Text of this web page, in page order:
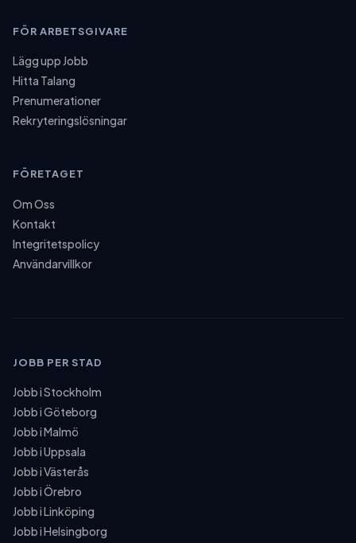
FÖR ARBETSGIVARE
Lägg upp Jobb
Hitta Talang
Prenumerationer
Rekryteringslösningar
FÖRETAGET
Om Oss
Kontakt
Integritetspolicy
Användarvillkor
JOBB PER STAD
Jobb iStockholm
Jobb iGöteborg
Jobb iMalmö
Jobb iUppsala
Jobb iVästerås
Jobb iÖrebro
Jobb iLinköping
Jobb iHelsingborg